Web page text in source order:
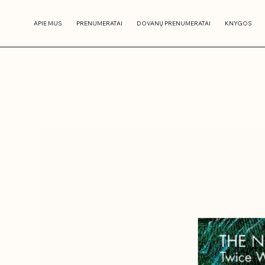
APIE MUS PRENUMERATAI DOVANŲ PRENUMERATAI KNYGOS